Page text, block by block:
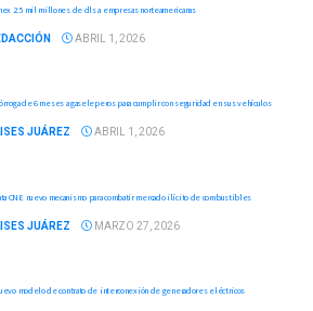
2.5 mil millones de dls a empresas norteamericanas
ABRIL 1, 2026
de 6 meses a gaseleperos para cumplir con seguridad en sus vehículos
JUÁREZ ABRIL 1, 2026
CNE nuevo mecanismo para combatir mercado ilícito de combustibles
JUÁREZ MARZO 27, 2026
modelo de contrato de interconexión de generadores eléctricos